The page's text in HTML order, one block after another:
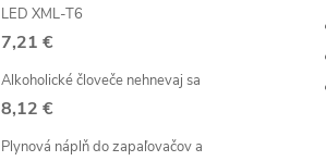
LED XML-T6
7,21 €
Alkoholické človeče nehnevaj sa
8,12 €
Plynová náplň do zapaľovačov a